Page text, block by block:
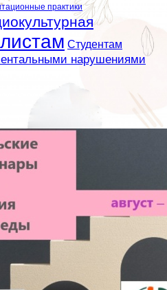
практики
Студентам
нарушениями